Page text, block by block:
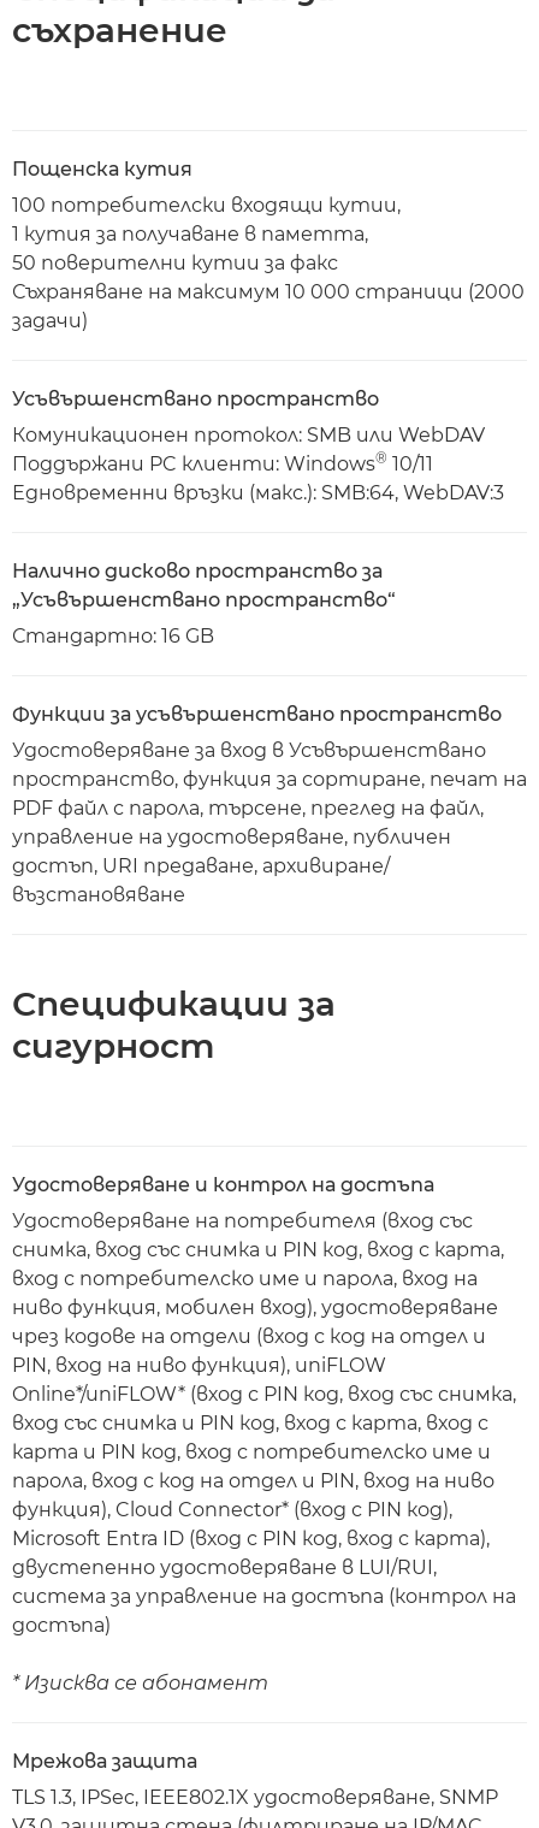
съхранение
Пощенска кутия
100 потребителски входящи кутии,
1 кутия за получаване в паметта,
50 поверителни кутии за факс
Съхраняване на максимум 10 000 страници (2000
задачи)
Усъвършенствано пространство
Комуникационен протокол: SMB или WebDAV
Поддържани PC клиенти: Windows® 10/11
Едновременни връзки (макс.): SMB:64, WebDAV:3
Налично дисково пространство за
„Усъвършенствано пространство“
Стандартно: 16 GB
Функции за усъвършенствано пространство
Удостоверяване за вход в Усъвършенствано
пространство, функция за сортиране, печат на
PDF файл с парола, търсене, преглед на файл,
управление на удостоверяване, публичен
достъп, URI предаване, архивиране/
възстановяване
Спецификации за
сигурност
Удостоверяване и контрол на достъпа
Удостоверяване на потребителя (вход със
снимка, вход със снимка и PIN код, вход с карта,
вход с потребителско име и парола, вход на
ниво функция, мобилен вход), удостоверяване
чрез кодове на отдели (вход с код на отдел и
PIN, вход на ниво функция), uniFLOW
Online*/uniFLOW* (вход с PIN код, вход със снимка,
вход със снимка и PIN код, вход с карта, вход с
карта и PIN код, вход с потребителско име и
парола, вход с код на отдел и PIN, вход на ниво
функция), Cloud Connector* (вход с PIN код),
Microsoft Entra ID (вход с PIN код, вход с карта),
двустепенно удостоверяване в LUI/RUI,
система за управление на достъпа (контрол на
достъпа)
* Изисква се абонамент
Мрежова защита
TLS 1.3, IPSec, IEEE802.1X удостоверяване, SNMP